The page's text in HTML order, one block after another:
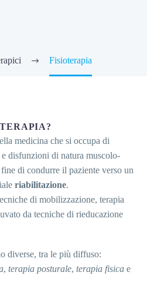
Fisioterapia
medicina che si occupa di
disfunzioni di natura muscolo-
di condurre il paziente verso un
riabilitazione.
di mobilizzazione, terapia
da tecniche di rieducazione
diverse, tra le più diffuso:
, terapia posturale, terapia fisica e